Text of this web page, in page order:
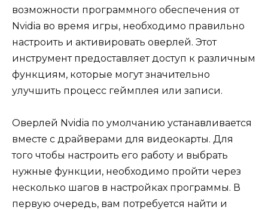
возможности программного обеспечения от
Nvidia во время игры, необходимо правильно
настроить и активировать оверлей. Этот
инструмент предоставляет доступ к различным
функциям, которые могут значительно
улучшить процесс геймплея или записи.
Оверлей Nvidia по умолчанию устанавливается
вместе с драйверами для видеокарты. Для
того чтобы настроить его работу и выбрать
нужные функции, необходимо пройти через
несколько шагов в настройках программы. В
первую очередь, вам потребуется найти и